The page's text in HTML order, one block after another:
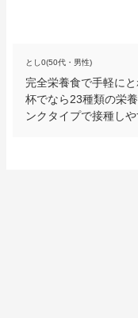
とし0(50代・男性)
完全栄養食で手軽に
杯でなら23種類の栄
ンクタイプで接種し